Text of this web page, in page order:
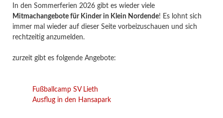
In den Sommerferien 2026 gibt es wieder viele
Mitmachangebote für Kinder in Klein Nordende! Es lohnt sich
immer mal wieder auf dieser Seite vorbeizuschauen und sich
rechtzeitig anzumelden.
zurzeit gibt es folgende Angebote:
Fußballcamp SV Lieth
Ausflug in den Hansapark